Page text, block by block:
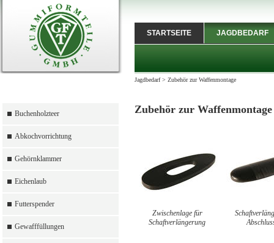
Buchenholzteer
Abkochvorrichtung
Gehörnklammer
Eichenlaub
Futterspender
Gewafffüllungen
STARTSEITE JAGDBEDARF
Jagdbedarf> Zubehör zur Waffenmontage
Zubehör zur Waffenmontage
Zwischenlage für
Schaftverlängerung